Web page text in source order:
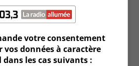
l’été dès samedi
votre consentement
données à caractère
dans les cas suivants :